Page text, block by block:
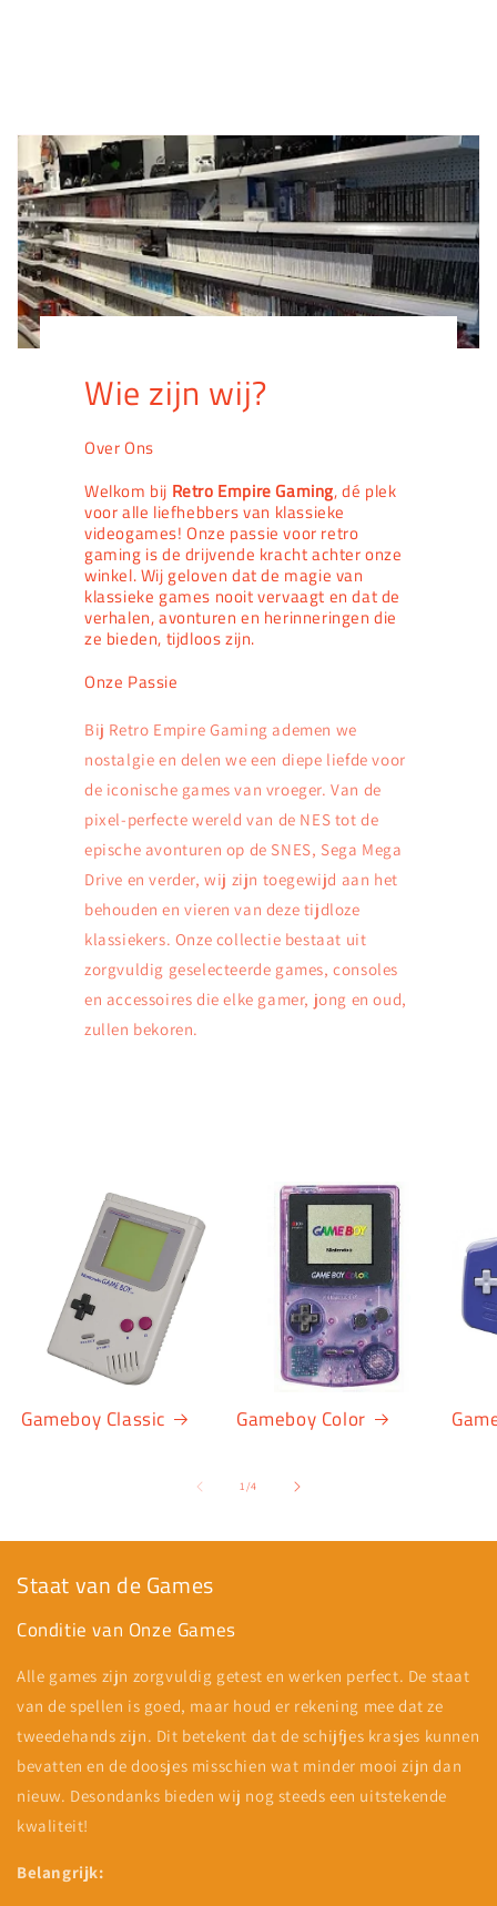
Wie zijn wij?
Over Ons
Welkom bij Retro Empire Gaming, dé plek
voor alle liefhebbers van klassieke
videogames! Onze passie voor retro
gaming is de drijvende kracht achter onze
winkel. Wij geloven dat de magie van
klassieke games nooit vervaagt en dat de
verhalen, avonturen en herinneringen die
ze bieden, tijdloos zijn.
Onze Passie
Bij Retro Empire Gaming ademen we
nostalgie en delen we een diepe liefde voor
de iconische games van vroeger. Van de
pixel-perfecte wereld van de NES tot de
epische avonturen op de SNES, Sega Mega
Drive en verder, wij zijn toegewijd aan het
behouden en vieren van deze tijdloze
klassiekers. Onze collectie bestaat uit
zorgvuldig geselecteerde games, consoles
en accessoires die elke gamer, jong en oud,
zullen bekoren.
Gameboy Classic Gameboy Color
1/van
4
Staat van de Games
Conditie van Onze Games
Alle games zijn zorgvuldig getest en werken perfect. De staat
van de spellen is goed, maar houd er rekening mee dat ze
tweedehands zijn. Dit betekent dat de schijfjes krasjes kunnen
bevatten en de doosjes misschien wat minder mooi zijn dan
nieuw. Desondanks bieden wij nog steeds een uitstekende
kwaliteit!
Belangrijk: